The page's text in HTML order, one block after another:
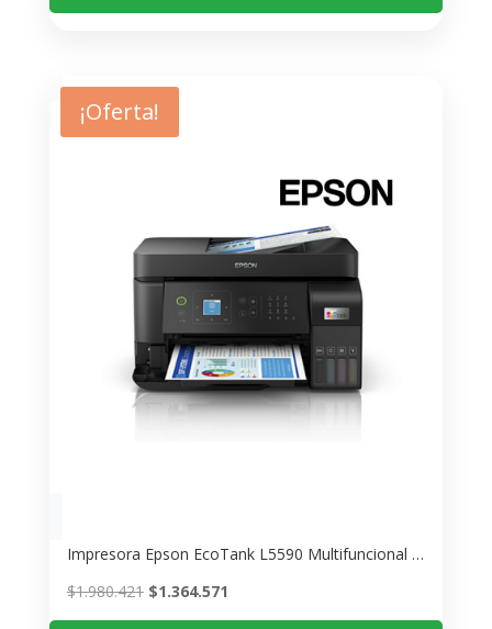
¡Oferta!
Impresora Epson EcoTank L5590 Multifuncional – Ahorra 90% en Tinta
$1.980.421 El
precio
$1.364.571
precio